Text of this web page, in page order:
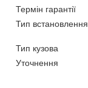
Термін гарантії
Тип встановлення
Тип кузова
Уточнення